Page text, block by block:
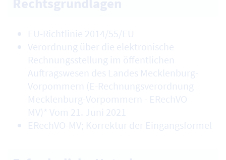
EU-Richtlinie 2014/55/EU
Verordnung über die elektronische
Rechnungsstellung im öffentlichen
Auftragswesen des Landes Mecklenburg-
Vorpommern (E-Rechnungsverordnung
Mecklenburg-Vorpommern - ERechVO
MV)* Vom 21. Juni 2021
ERechVO-MV; Korrektur der Eingangsformel